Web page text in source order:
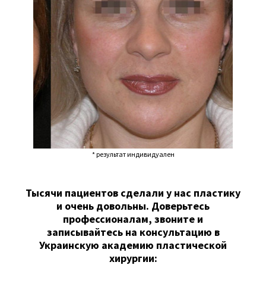
* результат индивидуален
Тысячи пациентов сделали у нас пластику
и очень довольны. Доверьтесь
профессионалам, звоните и
записывайтесь на консультацию в
Украинскую академию пластической
хирургии: